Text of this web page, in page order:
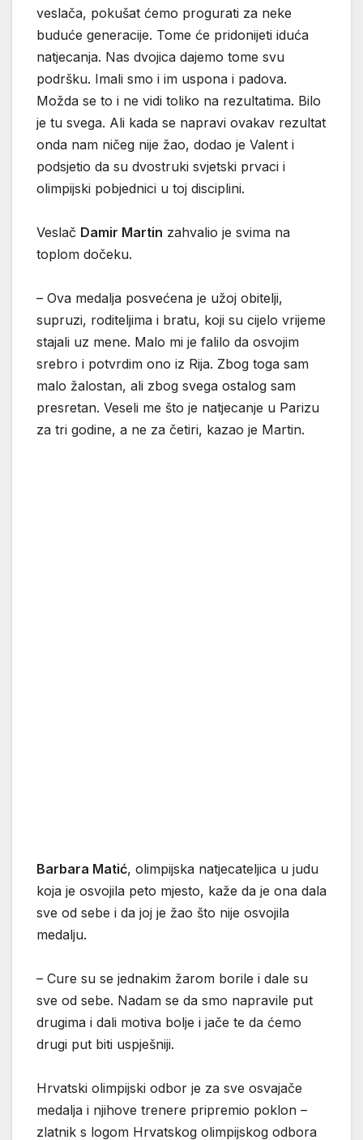
veslača, pokušat ćemo progurati za neke
buduće generacije. Tome će pridonijeti iduća
natjecanja. Nas dvojica dajemo tome svu
podršku. Imali smo i im uspona i padova.
Možda se to i ne vidi toliko na rezultatima. Bilo
je tu svega. Ali kada se napravi ovakav rezultat
onda nam ničeg nije žao, dodao je Valent i
podsjetio da su dvostruki svjetski prvaci i
olimpijski pobjednici u toj disciplini.
Veslač Damir Martin zahvalio je svima na
toplom dočeku.
– Ova medalja posvećena je užoj obitelji,
supruzi, roditeljima i bratu, koji su cijelo vrijeme
stajali uz mene. Malo mi je falilo da osvojim
srebro i potvrdim ono iz Rija. Zbog toga sam
malo žalostan, ali zbog svega ostalog sam
presretan. Veseli me što je natjecanje u Parizu
za tri godine, a ne za četiri, kazao je Martin.
Barbara Matić, olimpijska natjecateljica u judu
koja je osvojila peto mjesto, kaže da je ona dala
sve od sebe i da joj je žao što nije osvojila
medalju.
– Cure su se jednakim žarom borile i dale su
sve od sebe. Nadam se da smo napravile put
drugima i dali motiva bolje i jače te da ćemo
drugi put biti uspješniji.
Hrvatski olimpijski odbor je za sve osvajače
medalja i njihove trenere pripremio poklon –
zlatnik s logom Hrvatskog olimpijskog odbora